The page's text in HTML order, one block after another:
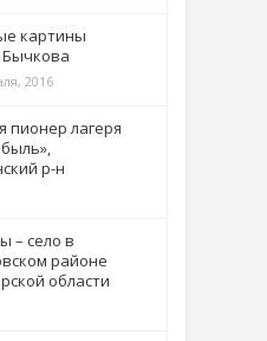
картины
2016
пионер лагеря
р-н
– село в
районе
области